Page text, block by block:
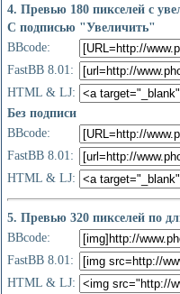
4. Превью 180 пикселей с
С подписью "Увеличить"
BBcode:
FastBB 8.01:
HTML & LJ:
Без подписи
BBcode:
FastBB 8.01:
HTML & LJ:
5. Превью 320 пикселей по
BBcode:
FastBB 8.01:
HTML & LJ: